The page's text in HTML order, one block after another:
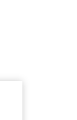
(vídeo